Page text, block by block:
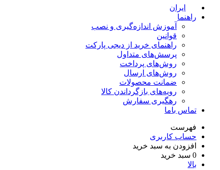
ایران
راهنما
آموزش اندازه‌گیری و نصب
قوانین
راهنمای خرید از دیجی پارکت
پرسش‌های متداول
روش‌های پرداخت
روش‌های ارسال
ضمانت محصولات
رویه‌های بازگرداندن کالا
رهگیری سفارش
تماس باما
فهرست
حساب کاربری
افزودن به سبد خرید
0 سبد خرید
بالا